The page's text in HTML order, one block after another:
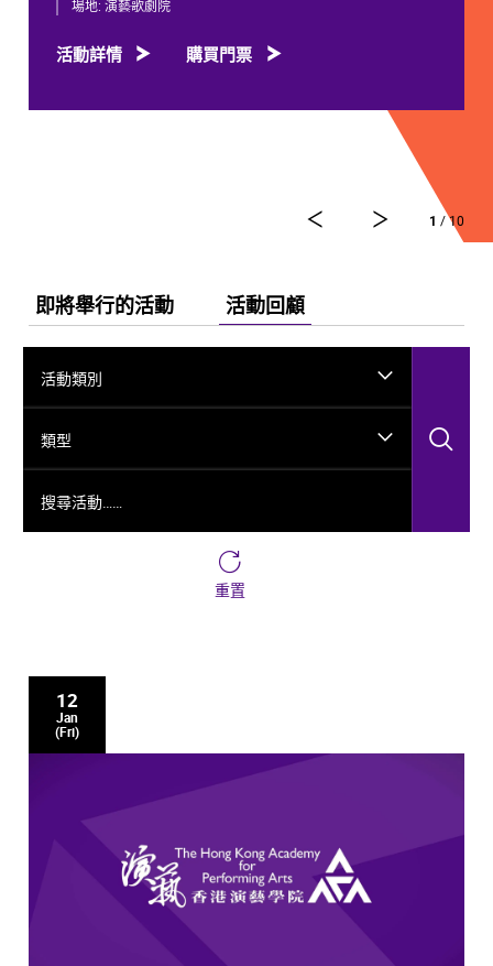
千年以來，龜茲文化承載住歷代各族人士嘅足跡同情
或是「蘇幕遮」盛會入面各族民眾嘅舞姿，充分體現各
《龜茲》就沿住呢段歷史足跡創作，透過鳩摩羅什東來
弘法、玄奘西行求法嘅跨時空故事，將龜茲千年嘅文化
出任總編導，文史學者韓子勇擔任編劇；創作團隊仲包
涵，以及編導李宏鈞、魏威、古力加娜提·沙塔爾、付陽
雪，仲有多媒體設計胡天驥、燈光設計劉釗、造型設計
為骨幹，聯同內地出色嘅青年舞蹈家同台演出。
場地: 演藝歌劇院
活動詳情 購買門票
1 / 10
即將舉行的活動 活動回顧
活動類別
類型
重置
12
Jan
(Fri)